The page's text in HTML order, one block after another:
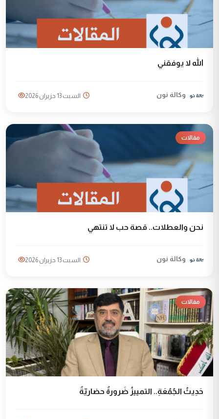
الله لا يوفقني
وكالة نون السبت 13 حزيران 2026
مقالات
نحن والعطلات.. قصة حب لا تنتهي
وكالة نون السبت 13 حزيران 2026
مقالات
حَدِيثُ الجُمُعَةِ.. التمييزُ ضَرورةٌ حضاريّةٌ